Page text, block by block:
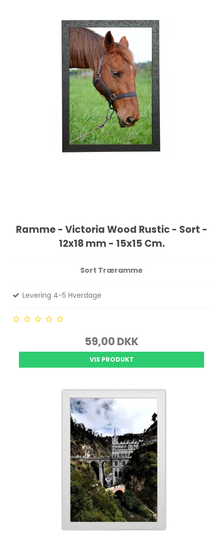
Ramme - Victoria Wood Rustic - Sort -
12x18 mm - 15x15 Cm.
Sort Træramme
Levering 4-5 Hverdage
59,00 DKK
VIS PRODUKT